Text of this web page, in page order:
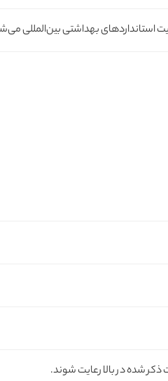
استانداردهای بهداشتی بین‌المللی
ذکر شده در بالا رعایت شوند.